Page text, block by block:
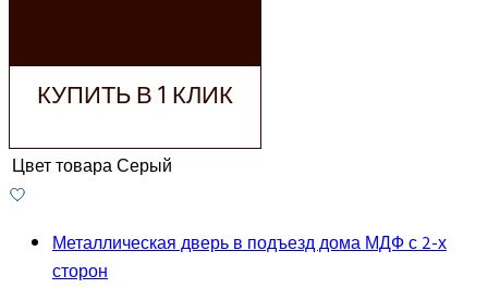
КУПИТЬ В 1 КЛИК
Цвет товараСерый
Металлическая дверь в подъезд дома МДФ с 2-х
сторон